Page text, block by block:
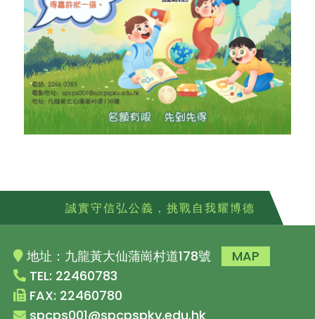
誠實守信弘公義，挑戰自我耀博德
地址：九龍黃大仙蒲崗村道178號
MAP
TEL: 22460783
FAX: 22460780
spcps001@spcpspkv.edu.hk